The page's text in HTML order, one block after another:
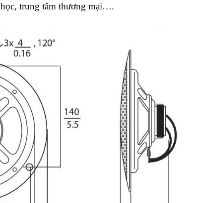
học, trung tâm thương mại….